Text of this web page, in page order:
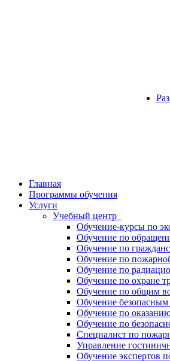
Главная
Программы обучения
Услуги
Учебный центр
Обучение-курсы по
Обучение по
Обучение по
Обучение по
Обучение по
Обучение по охране
Обучение по общим
Обучение
Обучение по
Обучение по
Специалист по
Управление
Обучение экспертов